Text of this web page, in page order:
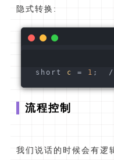
隐式转换:
short c = 1 ; /
流程控制
我们说话的时候会有逻